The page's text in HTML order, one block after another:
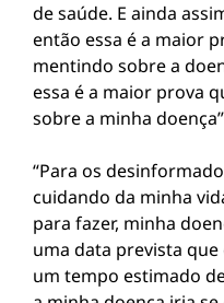
de saúde. E ainda
então essa é a maior
mentindo sobre a
essa é a maior prova
sobre a minha
“Para os
cuidando da minha
para fazer, minha
uma data prevista
um tempo estimado